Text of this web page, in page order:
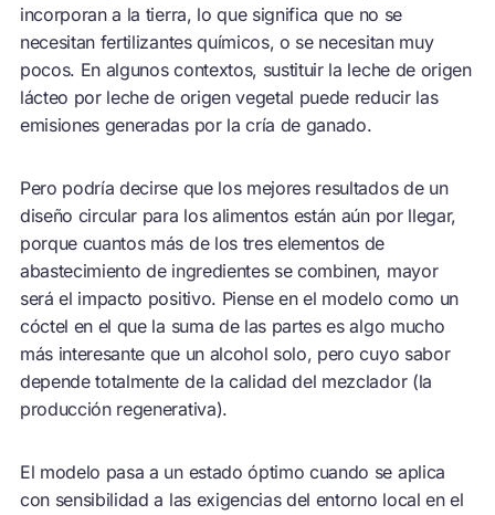
incorporan a la tierra, lo que significa que no se
necesitan fertilizantes químicos, o se necesitan muy
pocos. En algunos contextos, sustituir la leche de origen
lácteo por leche de origen vegetal puede reducir las
emisiones generadas por la cría de ganado.
Pero podría decirse que los mejores resultados de un
diseño circular para los alimentos están aún por llegar,
porque cuantos más de los tres elementos de
abastecimiento de ingredientes se combinen, mayor
será el impacto positivo. Piense en el modelo como un
cóctel en el que la suma de las partes es algo mucho
más interesante que un alcohol solo, pero cuyo sabor
depende totalmente de la calidad del mezclador (la
producción regenerativa).
El modelo pasa a un estado óptimo cuando se aplica
con sensibilidad a las exigencias del entorno local en el